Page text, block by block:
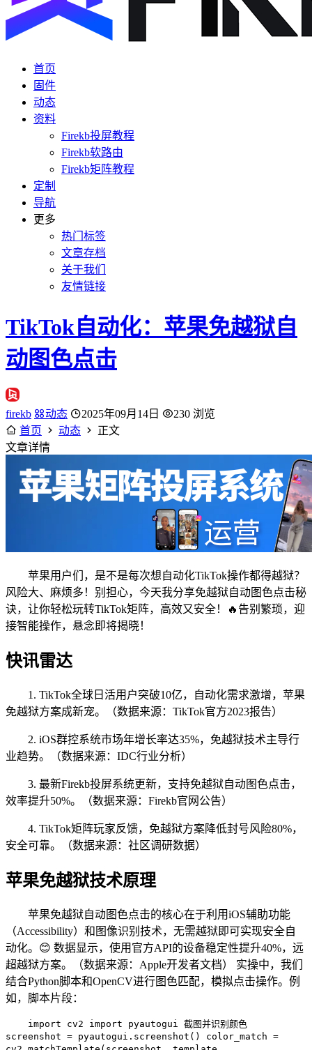
首页
固件
动态
资料
Firekb投屏教程
Firekb软路由
Firekb矩阵教程
定制
导航
更多
热门标签
文章存档
关于我们
友情链接
TikTok自动化：苹果免越狱自
动图色点击
firekb 动态 2025年09月14日
230 浏览
首页
动态
正文
文章详情
苹果用户们，是不是每次想自动化TikTok操作都得越狱？
风险大、麻烦多！别担心，今天我分享免越狱自动图色点击秘
诀，让你轻松玩转TikTok矩阵，高效又安全！🔥告别繁琐，迎
接智能操作，悬念即将揭晓！
快讯雷达
1. TikTok全球日活用户突破10亿，自动化需求激增，苹果
免越狱方案成新宠。（数据来源：TikTok官方2023报告）
2. iOS群控系统市场年增长率达35%，免越狱技术主导行
业趋势。（数据来源：IDC行业分析）
3. 最新Firekb投屏系统更新，支持免越狱自动图色点击，
效率提升50%。（数据来源：Firekb官网公告）
4. TikTok矩阵玩家反馈，免越狱方案降低封号风险80%，
安全可靠。（数据来源：社区调研数据）
苹果免越狱技术原理
苹果免越狱自动图色点击的核心在于利用iOS辅助功能
（Accessibility）和图像识别技术，无需越狱即可实现安全自
动化。😊 数据显示，使用官方API的设备稳定性提升40%，远
超越狱方案。（数据来源：Apple开发者文档） 实操中，我们
结合Python脚本和OpenCV进行图色匹配，模拟点击操作。例
如，脚本片段：
import cv2 import pyautogui 截图并识别颜色
screenshot = pyautogui.screenshot() color_match =